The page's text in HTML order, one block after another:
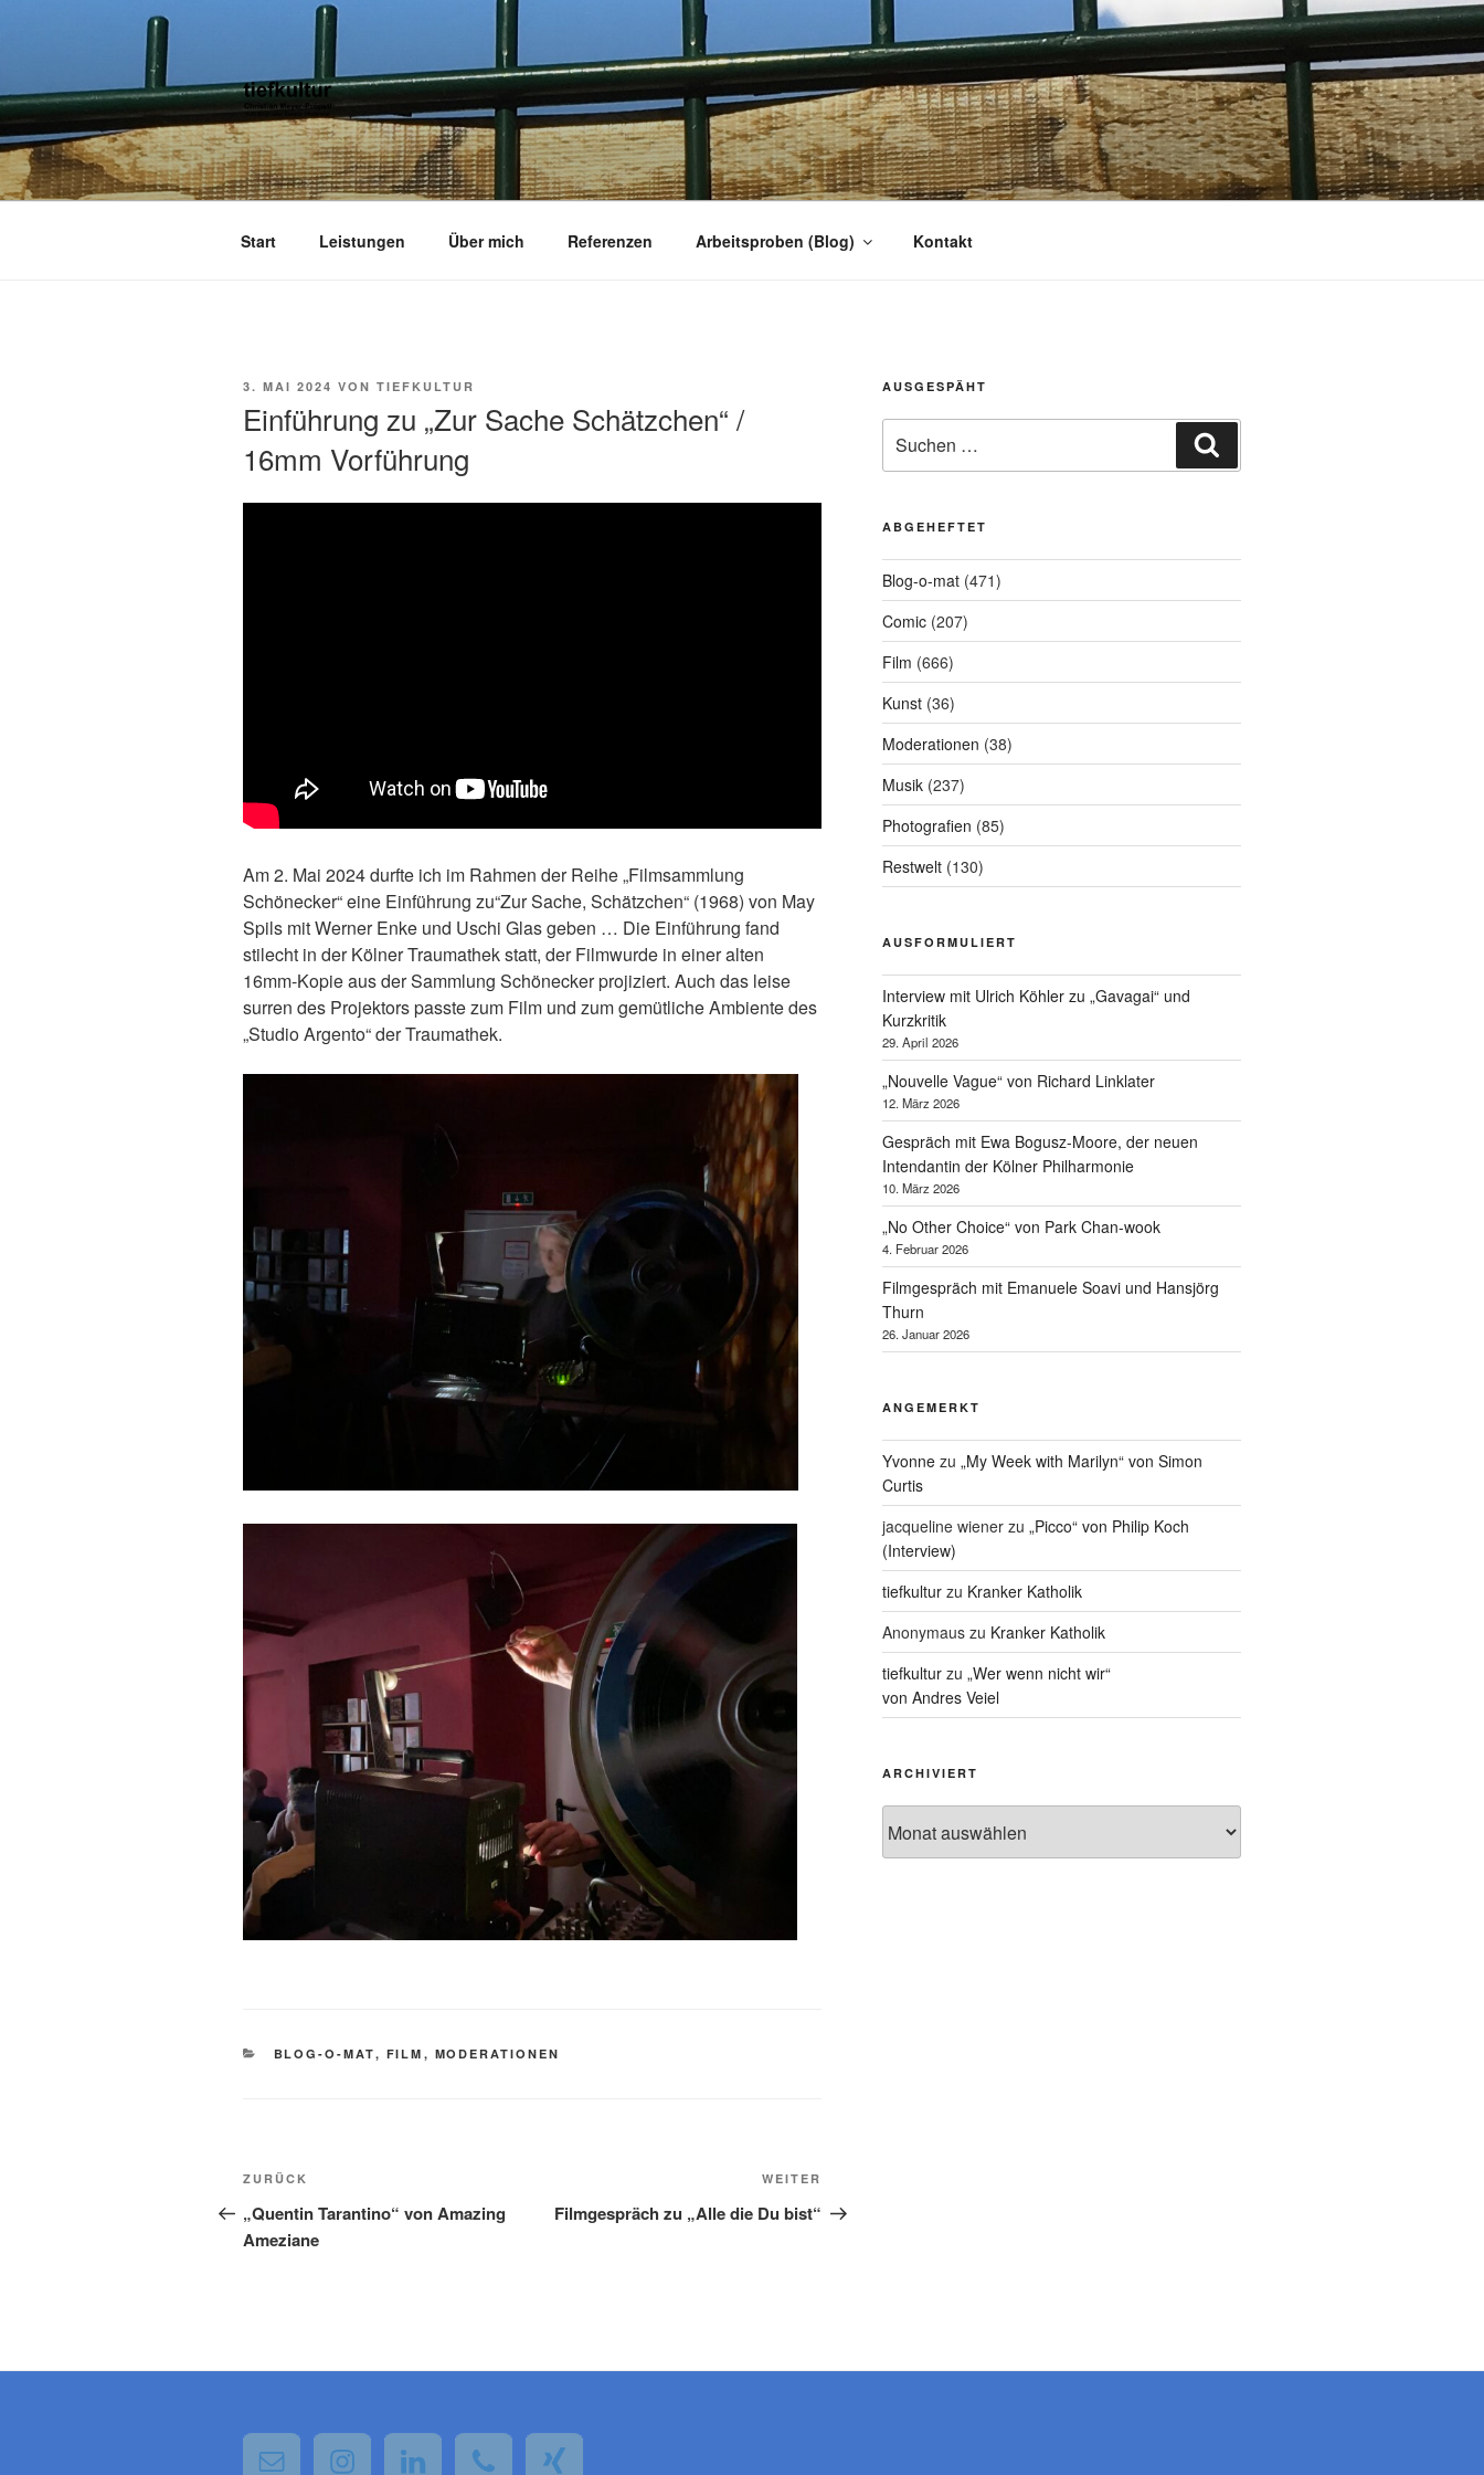
TIEFKULTUR
kulturjournalist kurator moderator
Start Leistungen Über mich Referenzen Arbeitsproben (Blog) Kontakt
VERÖFFENTLICHT
3. MAI 2024 VON TIEFKULTUR
Einführung zu „Zur Sache Schätzchen“ /
16mm Vorführung
Am 2. Mai 2024 durfte ich im Rahmen der Reihe „Filmsammlung
Schönecker“ eine Einführung zu“Zur Sache, Schätzchen“ (1968) von May
Spils mit Werner Enke und Uschi Glas geben … Die Einführung fand
stilecht in der Kölner Traumathek statt, der Filmwurde in einer alten
16mm-Kopie aus der Sammlung Schönecker projiziert. Auch das leise
surren des Projektors passte zum Film und zum gemütliche Ambiente des
„Studio Argento“ der Traumathek.
KATEGORIEN
BLOG-O-MAT, FILM , MODERATIONEN
Beitragsnavigation
Vorheriger
Beitrag
ZURÜCK
„Quentin Tarantino“ von Amazing
Ameziane
Beitrag
WEITER
Filmgespräch zu „Alle die Du bist“
AUSGESPÄHT
nach:
ABGEHEFTET
Blog-o-mat(471)
Comic(207)
Film (666)
Kunst(36)
Moderationen (38)
Musik(237)
Photografien (85)
Restwelt(130)
AUSFORMULIERT
Interview mit Ulrich Köhler zu „Gavagai“ und
Kurzkritik
29. April 2026
„Nouvelle Vague“ von Richard Linklater
12. März 2026
Gespräch mit Ewa Bogusz-Moore, der neuen
Intendantin der Kölner Philharmonie
10. März 2026
„No Other Choice“ von Park Chan-wook
4. Februar 2026
Filmgespräch mit Emanuele Soavi und Hansjörg
Thurn
26. Januar 2026
ANGEMERKT
Yvonnezu „My Week with Marilyn“ von Simon
Curtis
jacqueline wienerzu „Picco“ von Philip Koch
(Interview)
tiefkulturzu Kranker Katholik
Anonymauszu Kranker Katholik
tiefkulturzu „Wer wenn nicht wir“
von Andres Veiel
ARCHIVIERT